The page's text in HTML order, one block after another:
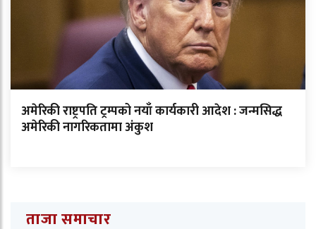
अमेरिकी राष्ट्रपति ट्रम्पको नयाँ कार्यकारी आदेश : जन्मसिद्ध
अमेरिकी नागरिकतामा अंकुश
ताजा समाचार